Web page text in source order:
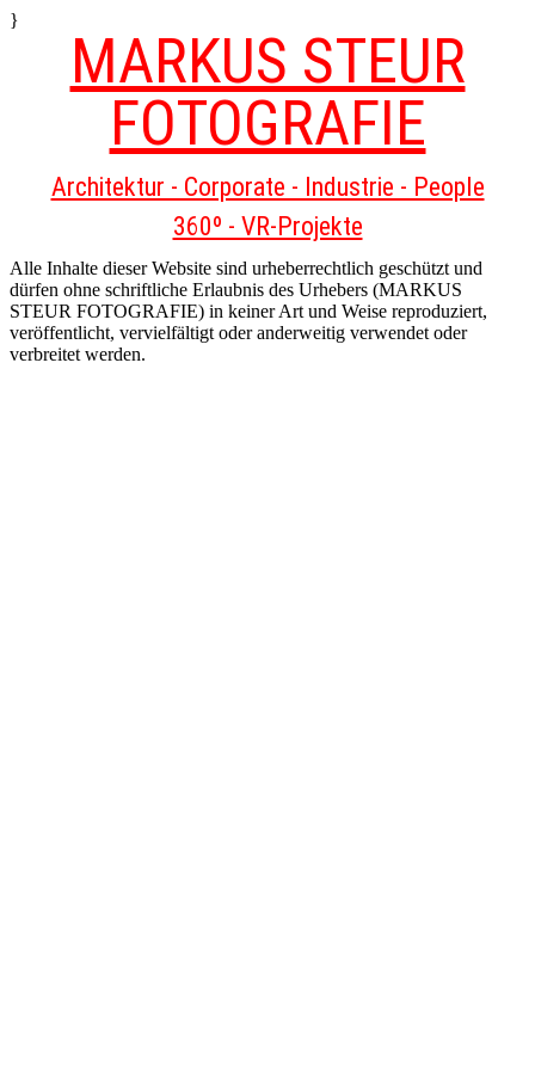
}
MARKUS STEUR
FOTOGRAFIE
Architektur - Corporate - Industrie - People
360º - VR-Projekte
Alle Inhalte dieser Website sind urheberrechtlich geschützt und
dürfen ohne schriftliche Erlaubnis des Urhebers (MARKUS
STEUR FOTOGRAFIE) in keiner Art und Weise reproduziert,
veröffentlicht, vervielfältigt oder anderweitig verwendet oder
verbreitet werden.